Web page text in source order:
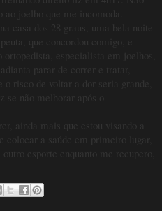
joelho que me incomoda.
ainda mais que estou visando a
colocar a saúde em primeiro lugar,